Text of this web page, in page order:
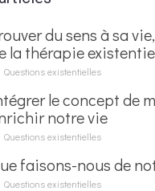
du sens à sa
la thérapie
Questions existentielles
le concept de
notre vie
Questions existentielles
faisons-nous de
Questions existentielles